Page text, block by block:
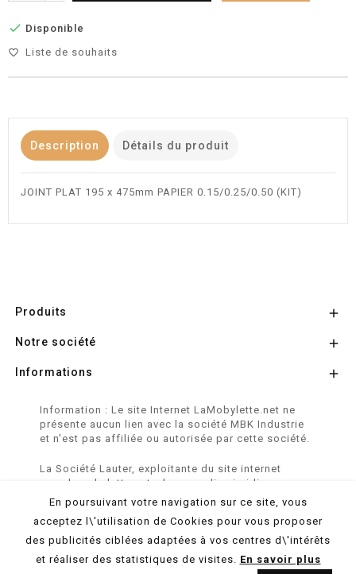
 Disponible
favorite_border Liste de souhaits
Description Détails du produit
JOINT PLAT 195 x 475mm PAPIER 0.15/0.25/0.50 (KIT)
Produits 
Notre société 
Informations 
Information : Le site Internet LaMobylette.net ne
présente aucun lien avec la société MBK Industrie
et n'est pas affiliée ou autorisée par cette société.
La Société Lauter, exploitante du site internet
www.lamobylette.net, n'a aucun lien juridique,
commercial ou capitalistique avec la société
SINBAR - Groupe Easybike - propriétaire des
marques SOLEX, VELOSOLEX, SOLEXINE et E-
SOLEX.
ProduNet Informatique
En poursuivant votre navigation sur ce site, vous
acceptez l\'utilisation de Cookies pour vous proposer
des publicités ciblées adaptées à vos centres d\'intérêts
et réaliser des statistiques de visites. En savoir plus